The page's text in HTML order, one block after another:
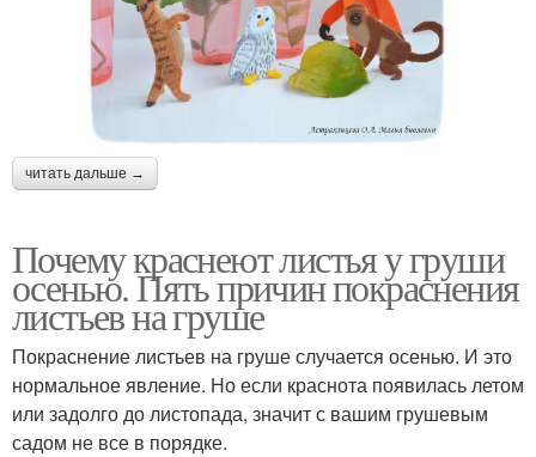
читать дальше →
Почему краснеют листья у груши
осенью. Пять причин покраснения
листьев на груше
Покраснение листьев на груше случается осенью. И это
нормальное явление. Но если краснота появилась летом
или задолго до листопада, значит с вашим грушевым
садом не все в порядке.